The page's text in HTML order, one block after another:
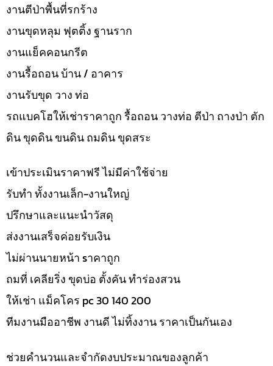
งานตีป่าพื้นที่รกร้าง
งานขุดหลุม ฟุตติ้ง ฐานราก
งานแย็คคอนกรีต
งานรื้อถอน บ้าน / อาคาร
งานรับขุด วาง ท่อ
รถแบคโฮให้เช่าราคาถูก รื้อถอน วางท่อ ตีป่า ถางป่า ตัก
ดิน ขุดดิน ขนดิน ถมดิน ขุดสระ
เข้าประเมินราคาฟรี ไม่มีค่าใช้จ่าย
รับทำ ทั้งงานเล็ก-งานใหญ่
ปรึกษาและแนะนำวัสดุ
ส่งงานเสร็จค่อยรับเงิน
ไม่ผ่านนายหน้า sาคาถูก
ถมที่ เคลียริ่ง ขุดบ่อ ตั้งคัน ทำร่องสวน
ให้เช่า แม็คโคร pc 30 140 200
ทีมงานมืออาชีพ งานดี ไม่ทิ้งงาน ราคาเป็นกันเอง
ช่วยคำนวนและจำกัดงบประมาณของลูกค้า